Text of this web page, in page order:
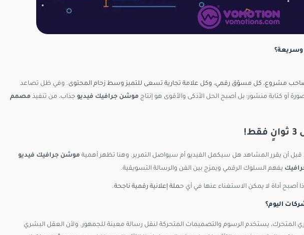
وسريعة؟
مشروع، كل مسوّق رقمي، وكل علامة تجارية تسعى للتميز وسط زحام المحتوى. وفي ظل تصاعد
أو كتابة منشور؛ بل أصبح الحل الأذكى والأقوى هو إنتاج موشن جرافيك فيديو جذاب، من تنفيذ مصمم
أن يقرر المشاهد هل سيكمل الفيديو أم سيواصل التمرير. وهنا تظهر أهمية موشن جرافيك فيديو
يفهم السلوك الرقمي ويمزج بين الفن والرسالة التسويقية.
أداة لا يمكن الاستغناء عنها في أي حملة إعلانية رقمية ناجحة.
اليوم؟
المتحرك، يستخدم الرسوم والتصميمات المتحركة لنقل رسالة معينة للجمهور. ولأن العقل البشري